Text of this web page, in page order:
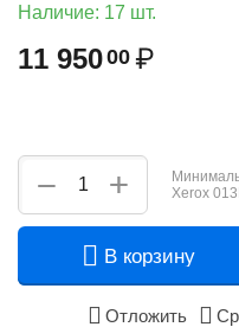
Наличие: 17 шт.
11 95000 ₽
+
−
Xerox
В корзину
Отложить